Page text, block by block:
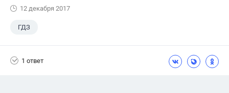
12 декабря 2017
ГДЗ
1 ответ